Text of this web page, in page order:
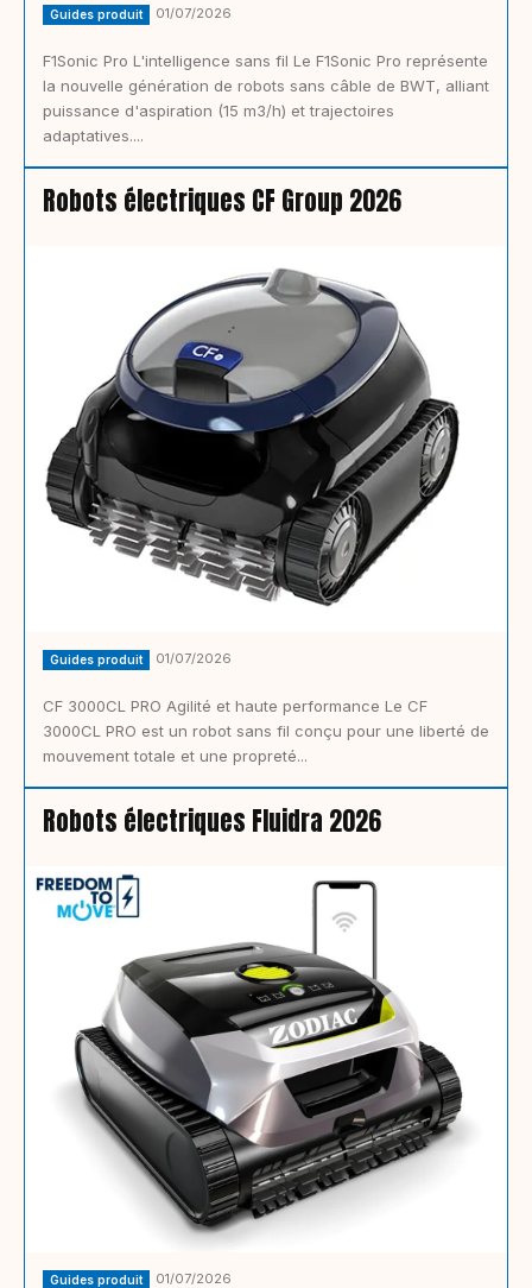
Guides produit 01/07/2026
F1Sonic Pro L'intelligence sans fil Le F1Sonic Pro représente
la nouvelle génération de robots sans câble de BWT, alliant
puissance d'aspiration (15 m3/h) et trajectoires
adaptatives....
Robots électriques CF Group 2026
Guides produit 01/07/2026
CF 3000CL PRO Agilité et haute performance Le CF
3000CL PRO est un robot sans fil conçu pour une liberté de
mouvement totale et une propreté...
Robots électriques Fluidra 2026
Guides produit 01/07/2026